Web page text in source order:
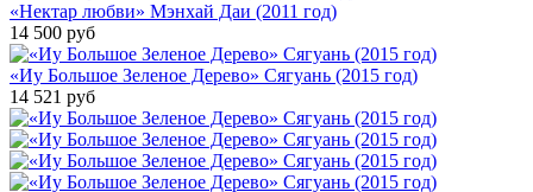
«Нектар любви» Мэнхай Даи (2011 год)
14 500 руб
«Иу Большое Зеленое Дерево» Сягуань (2015 год)
14 521 руб